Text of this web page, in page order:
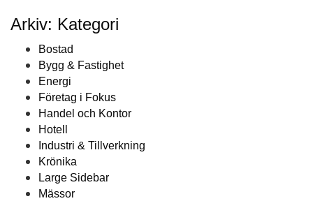
Arkiv: Kategori
Bostad
Bygg & Fastighet
Energi
Företag i Fokus
Handel och Kontor
Hotell
Industri & Tillverkning
Krönika
Large Sidebar
Mässor